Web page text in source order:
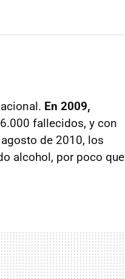
En 2009,
fallecidos, y con
de 2010, los
alcohol, por poco que